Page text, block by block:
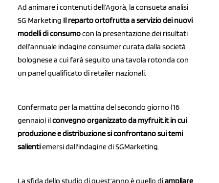
Ad animare i contenuti dell’Agorà, la consueta analisi
SG Marketing Il reparto ortofrutta a servizio dei nuovi
modelli di consumocon la presentazione dei risultati
dell’annuale indagine consumer curata dalla società
bolognese a cui farà seguito una tavola rotonda con
un panel qualificato di retailer nazionali.
Confermato per la mattina del secondo giorno (16
gennaio) ilconvegno organizzato da myfruit.it in cui
produzione e distribuzione si confrontano sui temi
salientiemersi dall'indagine di SGMarketing.
La sfida dello studio di quest’anno è quello diampliare